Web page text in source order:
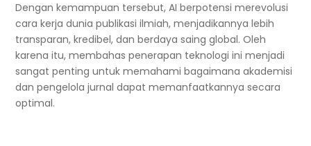
Dengan kemampuan tersebut, AI berpotensi merevolusi
cara kerja dunia publikasi ilmiah, menjadikannya lebih
transparan, kredibel, dan berdaya saing global. Oleh
karena itu, membahas penerapan teknologi ini menjadi
sangat penting untuk memahami bagaimana akademisi
dan pengelola jurnal dapat memanfaatkannya secara
optimal.